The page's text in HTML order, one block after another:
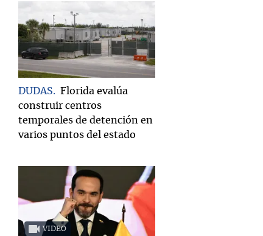
DUDAS
Florida evalúa
construir centros
temporales de detención en
varios puntos del estado
VIDEO